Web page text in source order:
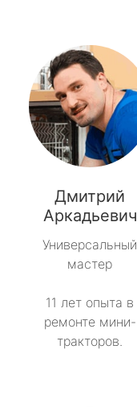
Дмитрий
Аркадьевич
Универсальный
мастер
11 лет опыта в
ремонте мини-
тракторов.